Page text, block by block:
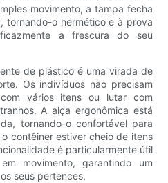
movimento, a tampa fecha
tornando-o hermético e à prova
a frescura do seu
de plástico é uma virada de
Os indivíduos não precisam
vários itens ou lutar com
A alça ergonômica está
tornando-o confortável para
contêiner estiver cheio de itens
é particularmente útil
movimento, garantindo um
seus pertences.